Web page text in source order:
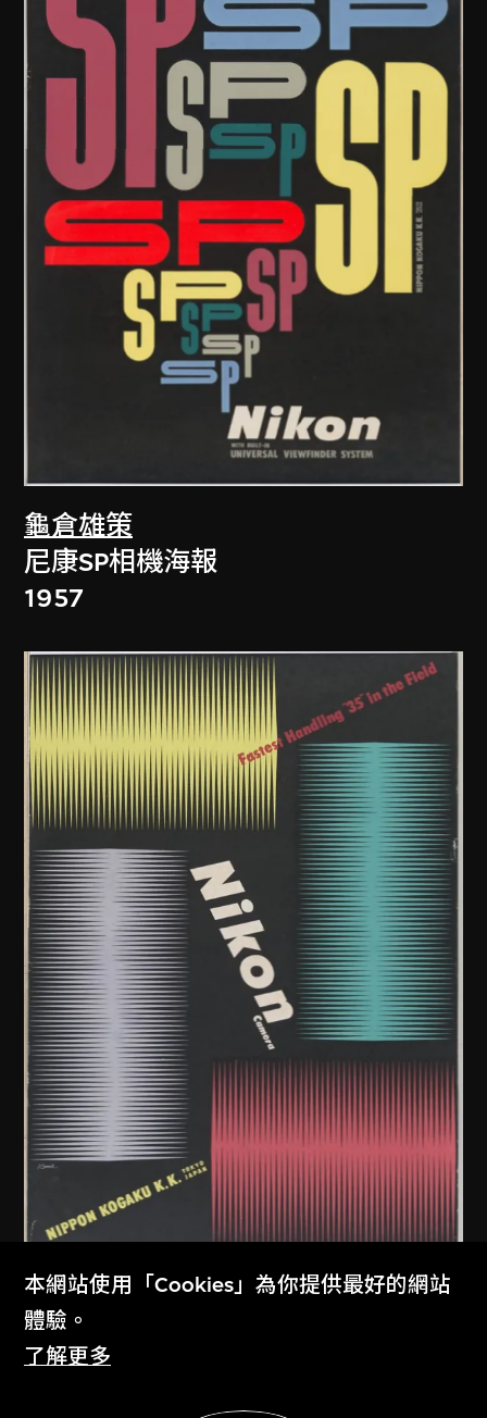
龜倉雄策
尼康SP相機海報
1957
龜倉雄策 、尼康株式會社
尼康相機海報
1957
本網站使用「Cookies」為你提供最好的網站
體驗。
了解更多